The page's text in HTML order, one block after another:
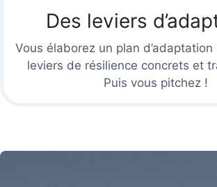
Des leviers
Vous élaborez un plan
leviers de résilience concrets et
Puis vous pitchez !